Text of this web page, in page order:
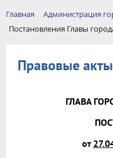
Главная Администрация
Постановления Главы
Правовые акты
ГЛАВА
от